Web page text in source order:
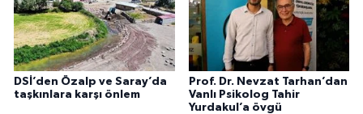
DSİ’den Özalp ve Saray’da
taşkınlara karşı önlem
Prof. Dr. Nevzat Tarhan’dan
Vanlı Psikolog Tahir
Yurdakul’a övgü